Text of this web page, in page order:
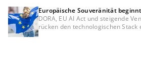
Europäische Souveränität
DORA, EU AI Act und steigende
rücken den technologischen Stack